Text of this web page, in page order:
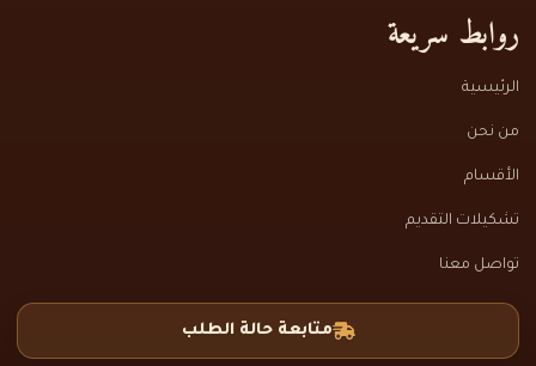
روابط سريعة
الرئيسية
من نحن
الأقسام
تشكيلات التقديم
تواصل معنا
متابعة حالة الطلب